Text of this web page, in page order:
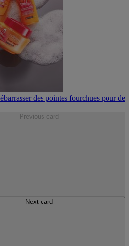
des pointes fourchues pour de
Previous card
Next card